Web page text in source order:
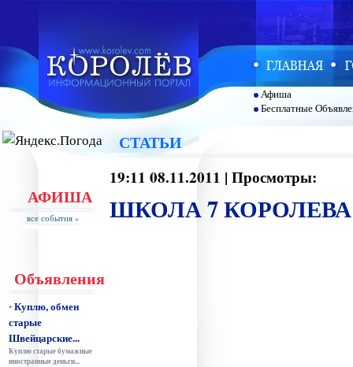
Афиша
Бесплатные
АФИША
все события »
Объявления
•Куплю, обмен
старые
Швейцарские...
Куплю старые бумажные
иностранные деньги...
СТАТЬИ
19:11 08.11.2011 | Просмотры:
ШКОЛА 7 КОРОЛЕВА